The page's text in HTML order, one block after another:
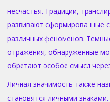
несчастья. Традиции,
развивают сформированные
различных феноменов.
отражения, обнаруженные
обретают особое смысл
Личная значимость также
становятся личными